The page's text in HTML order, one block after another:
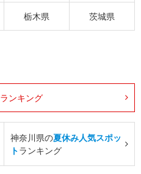
栃木県 茨城県
ランキング
神奈川県の夏休み人気スポッ
トランキング